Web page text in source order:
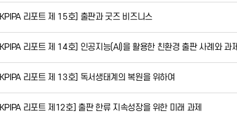
[KPIPA 리포트 제 15호] 출판과 굿즈 비즈니스
[KPIPA 리포트 제 14호] 인공지능(AI)을 활용한 친환경 출판 사례와 과제
[KPIPA 리포트 제 13호] 독서생태계의 복원을 위하여
[KPIPA 리포트 제12호] 출판 한류 지속성장을 위한 미래 과제